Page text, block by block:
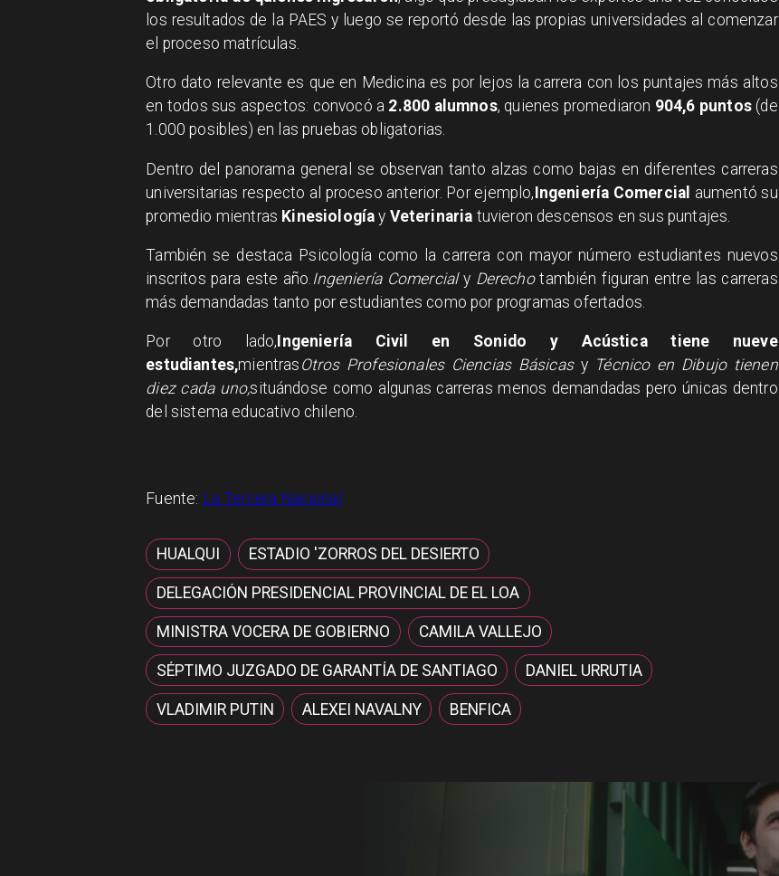
los resultados de la PAES y luego se reportó desde las propias universidades al comenzar
el proceso matrículas.
Otro dato relevante es que en Medicina es por lejos la carrera con los puntajes más altos
en todos sus aspectos: convocó a 2.800 alumnos, quienes promediaron 904,6 puntos (de
1.000 posibles) en las pruebas obligatorias.
Dentro del panorama general se observan tanto alzas como bajas en diferentes carreras
universitarias respecto al proceso anterior. Por ejemplo,Ingeniería Comercial aumentó su
promedio mientras Kinesiologíay Veterinaria tuvieron descensos en sus puntajes.
También se destaca Psicología como la carrera con mayor número estudiantes nuevos
inscritos para este año. Ingeniería Comercial y Derechotambién figuran entre las carreras
más demandadas tanto por estudiantes como por programas ofertados.
Por otro lado, Ingeniería Civil en Sonido y Acústica tiene nueve
estudiantes,mientras Otros Profesionales Ciencias Básicas y Técnico en Dibujo tienen
diez cada uno,situándose como algunas carreras menos demandadas pero únicas dentro
del sistema educativo chileno.
Fuente: La Tercera Nacional
HUALQUI ESTADIO 'ZORROS DEL DESIERTO
DELEGACIÓN PRESIDENCIAL PROVINCIAL DE EL LOA
MINISTRA VOCERA DE GOBIERNO CAMILA VALLEJO
SÉPTIMO JUZGADO DE GARANTÍA DE SANTIAGO DANIEL URRUTIA
VLADIMIR PUTIN ALEXEI NAVALNY BENFICA